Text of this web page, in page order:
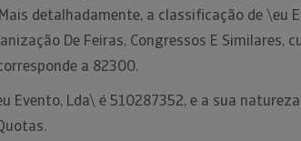
detalhadamente, a classificação de \eu
De Feiras, Congressos E Similares,
a 82300.
Evento, Lda\ é 510287352, e a sua